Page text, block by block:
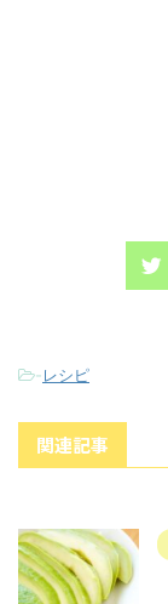
-レシピ
関連記事